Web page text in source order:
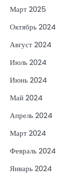
Март 2025
Октябрь 2024
Август 2024
Июль 2024
Июнь 2024
Май 2024
Апрель 2024
Март 2024
Февраль 2024
Январь 2024